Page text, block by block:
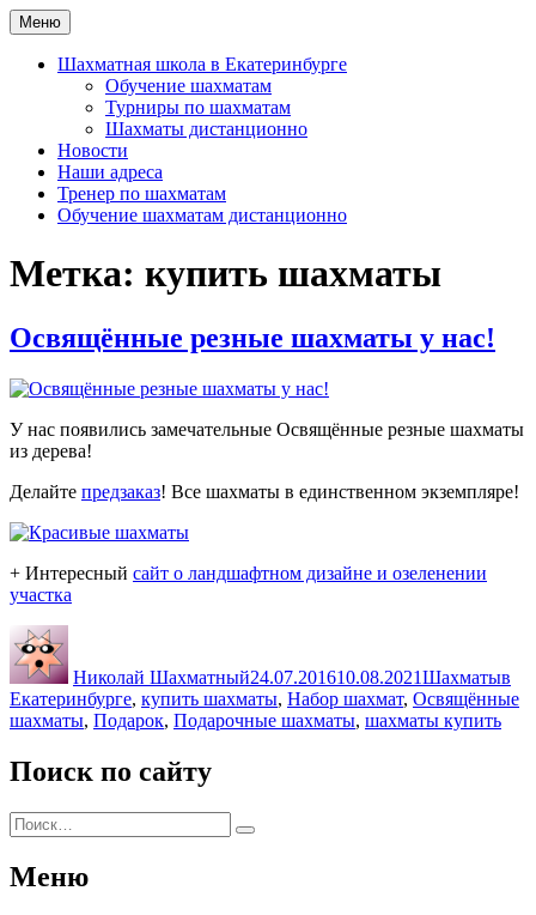
Перейти
к
содержимому
Шахматная школа Шахматное искусство
Шахматная школа в Москве, Санкт-Петербурге, Сочи и
Екатеринбурге
Меню
Шахматная школа в Екатеринбурге
Обучение шахматам
Турниры по шахматам
Шахматы дистанционно
Новости
Наши адреса
Тренер по шахматам
Обучение шахматам дистанционно
Метка: купить шахматы
Освящённые резные шахматы у нас!
У нас появились замечательные Освящённые резные шахматы
из дерева!
Делайте предзаказ! Все шахматы в единственном экземпляре!
+ Интересный сайт о ландшафтном дизайне и озеленении
участка
Николай Шахматный24.07.201610.08.2021Шахматыв
Екатеринбурге, купить шахматы, Набор шахмат, Освящённые
шахматы, Подарок, Подарочные шахматы, шахматы купить
Поиск по сайту
Искать:
Поиск
Меню